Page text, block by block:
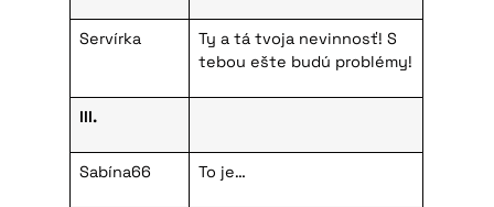
Servírka
Ty a tá tvoja nevinnosť! S
tebou ešte budú problémy!
III.
Sabína66 To je…